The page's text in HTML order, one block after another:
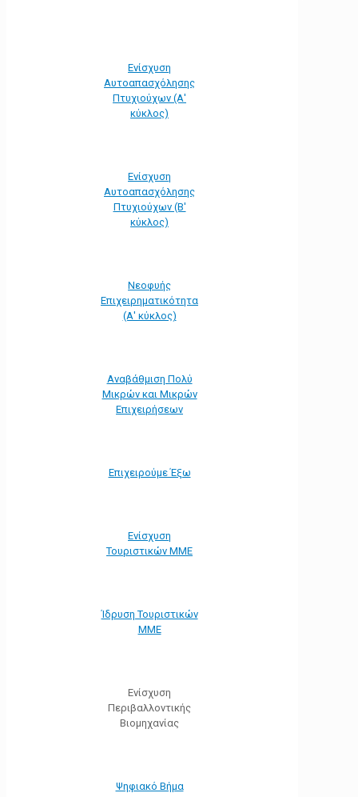
Ενίσχυση
Αυτοαπασχόλησης
Πτυχιούχων (Α'
κύκλος)
Ενίσχυση
Αυτοαπασχόλησης
Πτυχιούχων (Β'
κύκλος)
Νεοφυής
Επιχειρηματικότητα
(Α' κύκλος)
Αναβάθμιση Πολύ
Μικρών και Μικρών
Επιχειρήσεων
Επιχειρούμε Έξω
Ενίσχυση
Τουριστικών ΜΜΕ
Ίδρυση Τουριστικών
ΜΜΕ
Ενίσχυση
Περιβαλλοντικής
Βιομηχανίας
Ψηφιακό Βήμα